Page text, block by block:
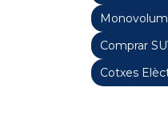
Comprar
Cotxes